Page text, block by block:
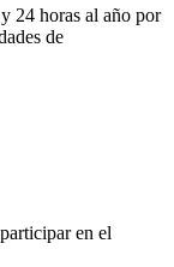
24 horas al año por
de
en el